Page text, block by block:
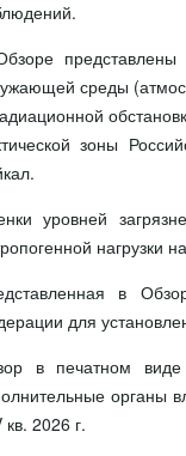
представлены
среды
зоны
уровней
нагрузки
в
для
в печатном виде
органы
кв. 2026 г.